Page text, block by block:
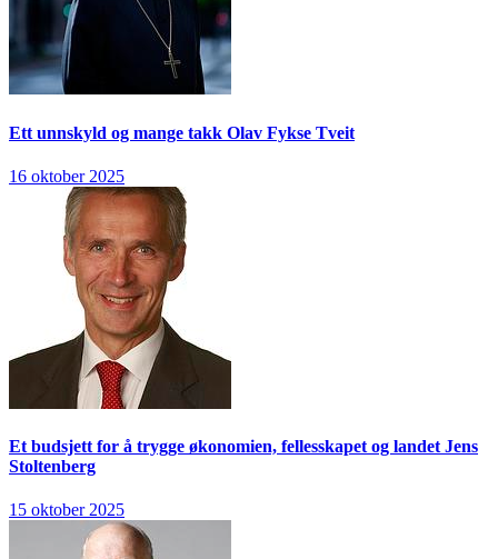
Ett unnskyld og mange takk Olav Fykse Tveit
16 oktober 2025
Et budsjett for å trygge økonomien, fellesskapet og landet Jens
Stoltenberg
15 oktober 2025